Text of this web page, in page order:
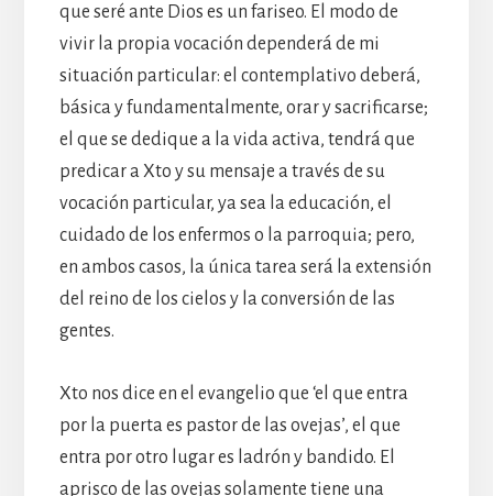
que seré ante Dios es un fariseo. El modo de
vivir la propia vocación dependerá de mi
situación particular: el contemplativo deberá,
básica y fundamentalmente, orar y sacrificarse;
el que se dedique a la vida activa, tendrá que
predicar a Xto y su mensaje a través de su
vocación particular, ya sea la educación, el
cuidado de los enfermos o la parroquia; pero,
en ambos casos, la única tarea será la extensión
del reino de los cielos y la conversión de las
gentes.
Xto nos dice en el evangelio que ‘el que entra
por la puerta es pastor de las ovejas’, el que
entra por otro lugar es ladrón y bandido. El
aprisco de las ovejas solamente tiene una